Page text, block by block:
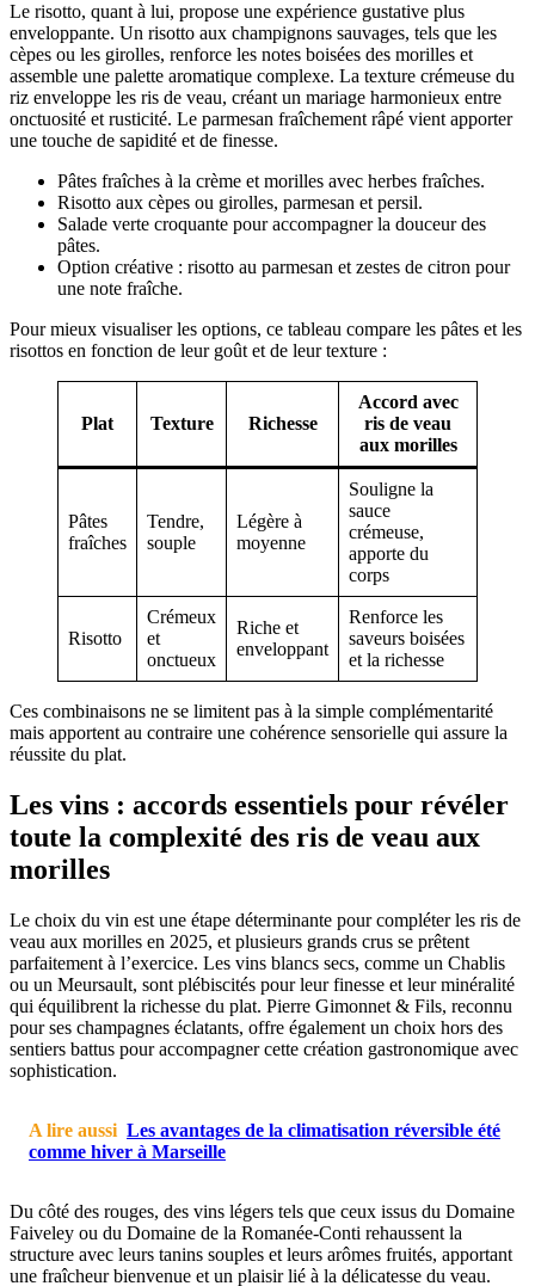
Le risotto, quant à lui, propose une expérience gustative plus
enveloppante. Un risotto aux champignons sauvages, tels que les
cèpes ou les girolles, renforce les notes boisées des morilles et
assemble une palette aromatique complexe. La texture crémeuse du
riz enveloppe les ris de veau, créant un mariage harmonieux entre
onctuosité et rusticité. Le parmesan fraîchement râpé vient apporter
une touche de sapidité et de finesse.
Pâtes fraîches à la crème et morilles avec herbes fraîches.
Risotto aux cèpes ou girolles, parmesan et persil.
Salade verte croquante pour accompagner la douceur des
pâtes.
Option créative : risotto au parmesan et zestes de citron pour
une note fraîche.
Pour mieux visualiser les options, ce tableau compare les pâtes et les
risottos en fonction de leur goût et de leur texture :
Plat Texture Richesse
Accord avec
ris de veau
aux morilles
Pâtes
fraîches
Tendre,
souple
Légère à
moyenne
Souligne la
sauce
crémeuse,
apporte du
corps
Risotto
Crémeux
et
onctueux
Riche et
enveloppant
Renforce les
saveurs boisées
et la richesse
Ces combinaisons ne se limitent pas à la simple complémentarité
mais apportent au contraire une cohérence sensorielle qui assure la
réussite du plat.
Les vins : accords essentiels pour révéler
toute la complexité des ris de veau aux
morilles
Le choix du vin est une étape déterminante pour compléter les ris de
veau aux morilles en 2025, et plusieurs grands crus se prêtent
parfaitement à l’exercice. Les vins blancs secs, comme un Chablis
ou un Meursault, sont plébiscités pour leur finesse et leur minéralité
qui équilibrent la richesse du plat. Pierre Gimonnet & Fils, reconnu
pour ses champagnes éclatants, offre également un choix hors des
sentiers battus pour accompagner cette création gastronomique avec
sophistication.
A lire aussi Les avantages de la climatisation réversible été
comme hiver à Marseille
Du côté des rouges, des vins légers tels que ceux issus du Domaine
Faiveley ou du Domaine de la Romanée-Conti rehaussent la
structure avec leurs tanins souples et leurs arômes fruités, apportant
une fraîcheur bienvenue et un plaisir lié à la délicatesse du veau.